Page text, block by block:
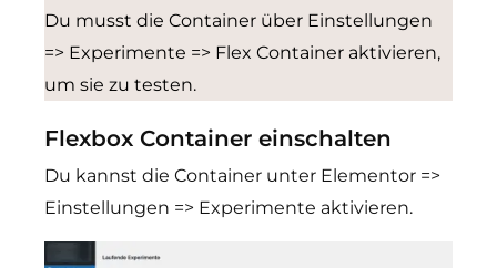
Du musst die Container über Einstellungen
=> Experimente => Flex Container aktivieren,
um sie zu testen.
Flexbox Container einschalten
Du kannst die Container unter Elementor =>
Einstellungen => Experimente aktivieren.